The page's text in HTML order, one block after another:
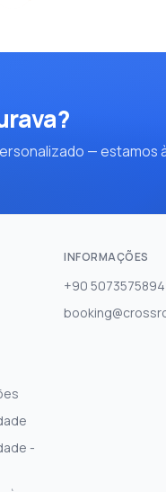
— estamos
-
INFORMAÇÕES
+90 5073575894